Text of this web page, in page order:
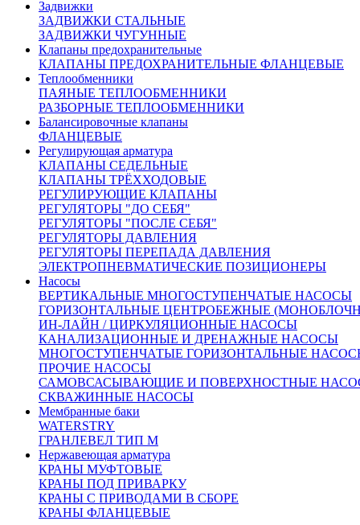
Задвижки
ЗАДВИЖКИ СТАЛЬНЫЕ
ЗАДВИЖКИ ЧУГУННЫЕ
Клапаны предохранительные
КЛАПАНЫ ПРЕДОХРАНИТЕЛЬНЫЕ ФЛАНЦЕВЫЕ
Теплообменники
ПАЯНЫЕ ТЕПЛООБМЕННИКИ
РАЗБОРНЫЕ ТЕПЛООБМЕННИКИ
Балансировочные клапаны
ФЛАНЦЕВЫЕ
Регулирующая арматура
КЛАПАНЫ СЕДЕЛЬНЫЕ
КЛАПАНЫ ТРЁХХОДОВЫЕ
РЕГУЛИРУЮЩИЕ КЛАПАНЫ
РЕГУЛЯТОРЫ "ДО СЕБЯ"
РЕГУЛЯТОРЫ "ПОСЛЕ СЕБЯ"
РЕГУЛЯТОРЫ ДАВЛЕНИЯ
РЕГУЛЯТОРЫ ПЕРЕПАДА ДАВЛЕНИЯ
ЭЛЕКТРОПНЕВМАТИЧЕСКИЕ ПОЗИЦИОНЕРЫ
Насосы
ВЕРТИКАЛЬНЫЕ МНОГОСТУПЕНЧАТЫЕ НАСОСЫ
ГОРИЗОНТАЛЬНЫЕ ЦЕНТРОБЕЖНЫЕ
ИН-ЛАЙН / ЦИРКУЛЯЦИОННЫЕ НАСОСЫ
КАНАЛИЗАЦИОННЫЕ И ДРЕНАЖНЫЕ НАСОСЫ
МНОГОСТУПЕНЧАТЫЕ ГОРИЗОНТАЛЬНЫЕ
ПРОЧИЕ НАСОСЫ
САМОВСАСЫВАЮЩИЕ И ПОВЕРХНОСТНЫЕ
СКВАЖИННЫЕ НАСОСЫ
Мембранные баки
WATERSTRY
ГРАНЛЕВЕЛ ТИП М
Нержавеющая арматура
КРАНЫ МУФТОВЫЕ
КРАНЫ ПОД ПРИВАРКУ
КРАНЫ С ПРИВОДАМИ В СБОРЕ
КРАНЫ ФЛАНЦЕВЫЕ
Корпус
Сталь 12Х18Н9ТЛ
Плунжер, седло
Сталь 14Х17Н2
Уплотнение в затворе
«Фторопласт»
Описание:
Оплата:
Оплата осуществляется по безналичному расчету на
основании счета. Счет формирует ваш персональный
менеджер после подтверждения заказа
Доставка:
По Москве и области:
Бесплатная доставка при заказе от 50000 рублей в пределах
МКАД
Бесплатная доставка до пункта приема/выдачи транспортной
компании
Доставка по Москве и области от 2000 рублей
Курьерская – наш менеджер оформит Вам доставку товара
курьером.После комплектации заказа на складе, Курьерская
служба свяжется с вами и уточнит детали доставки.
По России:
С помощью крупнейших транспортных компаний мы
доставим ваш груз в любую точку России.
Сроки доставки:
Все вопросы по доставке вы можете задать нашим
менеджерам
Москва и Московская область 3 рабочих дня
Доставка в другие регионы России рассчитывается
индивидуально, с учетом удаленности и ваших пожеланий
Похожие товары:
Арт. 150164
Нет в наличии
DN 300
825 000 руб.